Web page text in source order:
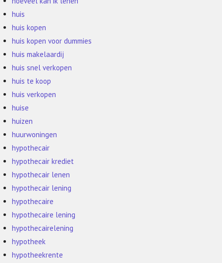
huis
huis kopen
huis kopen voor dummies
huis makelaardij
huis snel verkopen
huis te koop
huis verkopen
huise
huizen
huurwoningen
hypothecair
hypothecair krediet
hypothecair lenen
hypothecair lening
hypothecaire
hypothecaire lening
hypothecairelening
hypotheek
hypotheekrente